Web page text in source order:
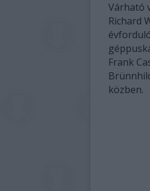
Várható
Richard
Frank
közben.